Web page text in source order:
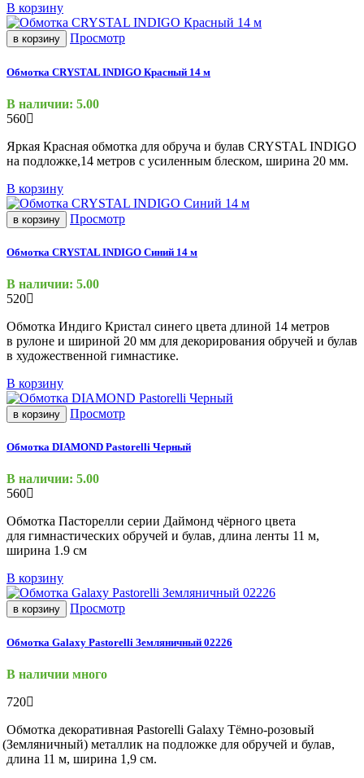
В корзину
в корзину Просмотр
Обмотка CRYSTAL INDIGO Красный 14 м
В наличии: 5.00
560
Яркая Красная обмотка для обруча и булав CRYSTAL INDIGO
на подложке,14 метров с усиленным блеском, ширина 20 мм.
В корзину
в корзину Просмотр
Обмотка CRYSTAL INDIGO Синий 14 м
В наличии: 5.00
520
Обмотка Индиго Кристал синего цвета длиной 14 метров
в рулоне и шириной 20 мм для декорирования обручей и булав
в художественной гимнастике.
В корзину
в корзину Просмотр
Обмотка DIAMOND Pastorelli Черный
В наличии: 5.00
560
Обмотка Пасторелли серии Даймонд чёрного цвета
для гимнастических обручей и булав, длина ленты 11 м,
ширина 1.9 см
В корзину
в корзину Просмотр
Обмотка Galaxy Pastorelli Земляничный 02226
В наличии много
720
Обмотка декоративная Pastorelli Galaxy Тёмно-розовый
(Земляничный) металлик на подложке для обручей и булав,
длина 11 м, ширина 1,9 см.